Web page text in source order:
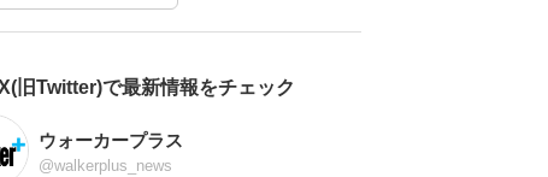
旧Twitter)で最新情報をチェック
ウォーカープラス
@walkerplus_news